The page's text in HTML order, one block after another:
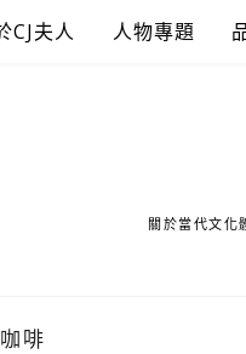
CJ夫人 人物專題
關於當代文化
啡